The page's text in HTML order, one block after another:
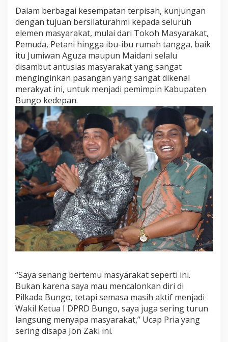
n
g
a
n
Dalam berbagai kesempatan terpisah, kunjungan
dengan tujuan bersilaturahmi kepada seluruh
elemen masyarakat, mulai dari Tokoh Masyarakat,
Pemuda, Petani hingga ibu-ibu rumah tangga, baik
itu Jumiwan Aguza maupun Maidani selalu
disambut antusias masyarakat yang sangat
menginginkan pasangan yang sangat dikenal
merakyat ini, untuk menjadi pemimpin Kabupaten
Bungo kedepan.
“Saya senang bertemu masyarakat seperti ini.
Bukan karena saya mau mencalonkan diri di
Pilkada Bungo, tetapi semasa masih aktif menjadi
Wakil Ketua I DPRD Bungo, saya juga sering turun
langsung menyapa masyarakat,” Ucap Pria yang
sering disapa Jon Zaki ini.